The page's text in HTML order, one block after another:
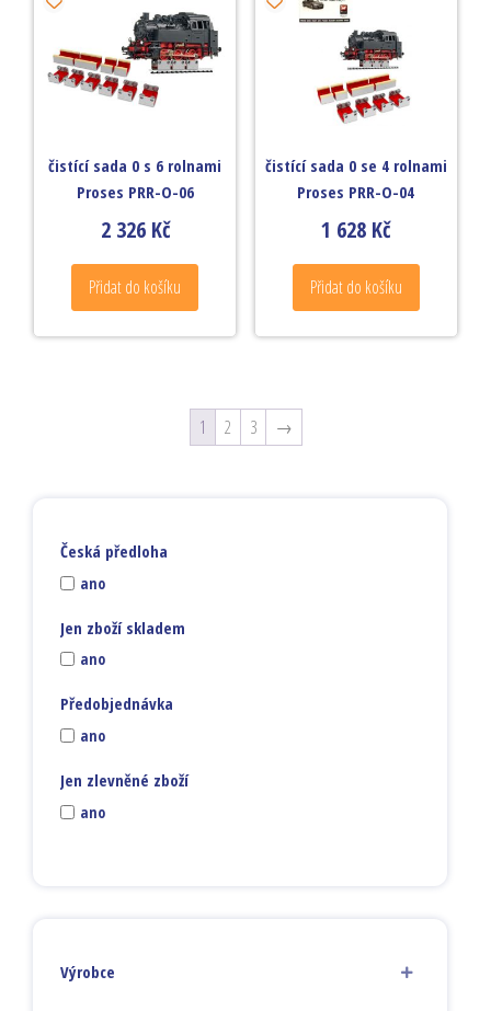
čistící sada 0 s 6 rolnami
Proses PRR-O-06
2 326 Kč
Přidat do košíku
čistící sada 0 se 4 rolnami
Proses PRR-O-04
1 628 Kč
Přidat do košíku
1 2 3 →
Česká předloha
ano
Jen zboží skladem
ano
Předobjednávka
ano
Jen zlevněné zboží
ano
Výrobce